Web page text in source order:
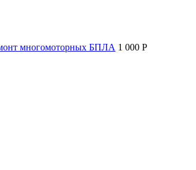
многомоторных БПЛА 1 000 P